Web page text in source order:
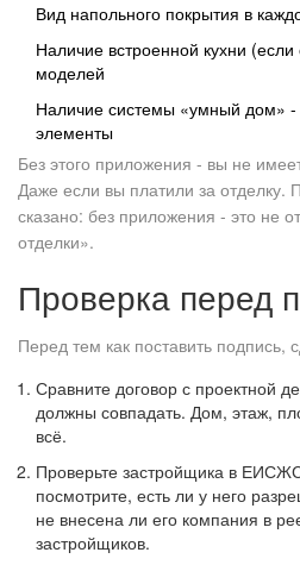
Вид напольного покрытия в
Наличие встроенной кухни (если
моделей
Наличие системы «умный дом» -
элементы
Без этого приложения - вы не
Даже если вы платили за отделку.
сказано: без приложения - это не
отделки».
Проверка перед
Перед тем как поставить подпись,
Сравните договор с проектной
должны совпадать. Дом, этаж,
всё.
Проверьте застройщика в
посмотрите, есть ли у него
не внесена ли его компания в
застройщиков.